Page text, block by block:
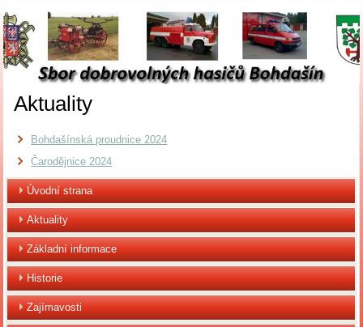
Aktuality
Bohdašínská proudnice 2024
Čarodějnice 2024
Úvodní strana
Aktuality
Základní informace
Historie
Zajímavosti